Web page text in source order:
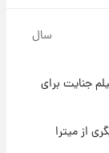
سال
جنایت برای
از میترا